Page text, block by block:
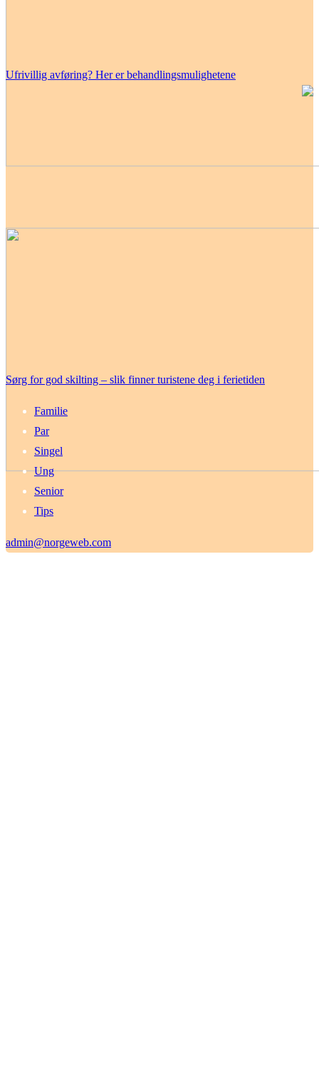
Ufrivillig avføring? Her er behandlingsmulighetene
Sørg for god skilting – slik finner turistene deg i ferietiden
Familie
Par
Singel
Ung
Senior
Tips
admin@norgeweb.com